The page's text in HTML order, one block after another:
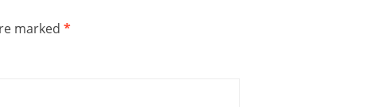
marked *